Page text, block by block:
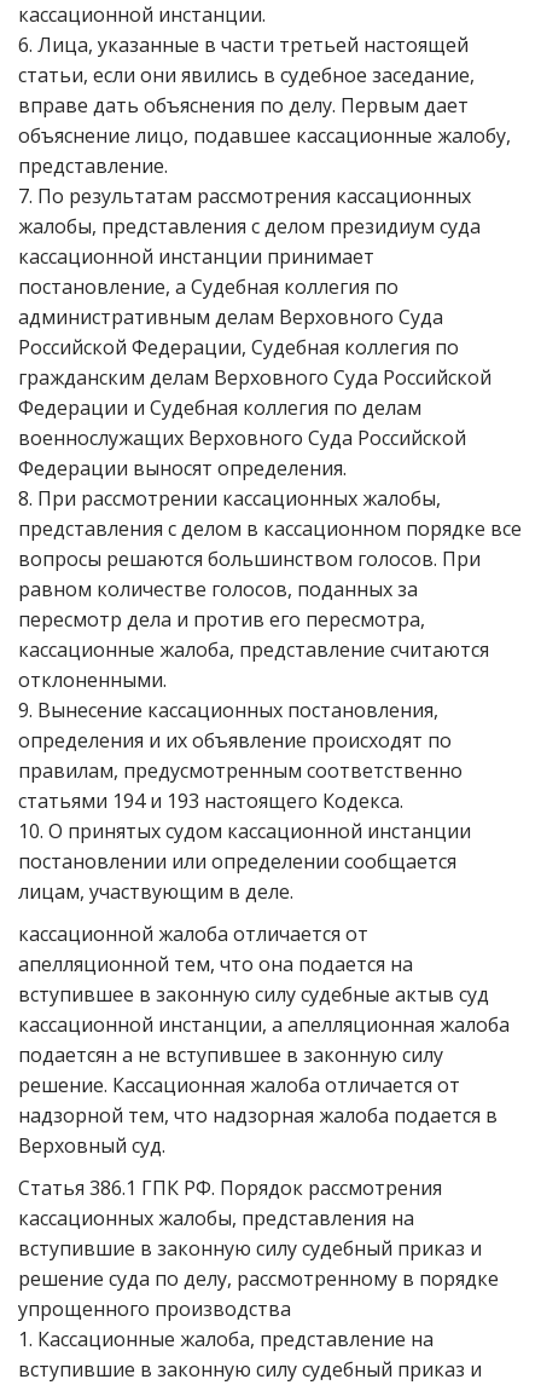
кассационной инстанции.
6. Лица, указанные в части третьей настоящей
статьи, если они явились в судебное заседание,
вправе дать объяснения по делу. Первым дает
объяснение лицо, подавшее кассационные жалобу,
представление.
7. По результатам рассмотрения кассационных
жалобы, представления с делом президиум суда
кассационной инстанции принимает
постановление, а Судебная коллегия по
административным делам Верховного Суда
Российской Федерации, Судебная коллегия по
гражданским делам Верховного Суда Российской
Федерации и Судебная коллегия по делам
военнослужащих Верховного Суда Российской
Федерации выносят определения.
8. При рассмотрении кассационных жалобы,
представления с делом в кассационном порядке все
вопросы решаются большинством голосов. При
равном количестве голосов, поданных за
пересмотр дела и против его пересмотра,
кассационные жалоба, представление считаются
отклоненными.
9. Вынесение кассационных постановления,
определения и их объявление происходят по
правилам, предусмотренным соответственно
статьями 194 и 193 настоящего Кодекса.
10. О принятых судом кассационной инстанции
постановлении или определении сообщается
лицам, участвующим в деле.
кассационной жалоба отличается от
апелляционной тем, что она подается на
вступившее в законную силу судебные актыв суд
кассационной инстанции, а апелляционная жалоба
подаетсян а не вступившее в законную силу
решение. Кассационная жалоба отличается от
надзорной тем, что надзорная жалоба подается в
Верховный суд.
Статья 386.1 ГПК РФ. Порядок рассмотрения
кассационных жалобы, представления на
вступившие в законную силу судебный приказ и
решение суда по делу, рассмотренному в порядке
упрощенного производства
1. Кассационные жалоба, представление на
вступившие в законную силу судебный приказ и